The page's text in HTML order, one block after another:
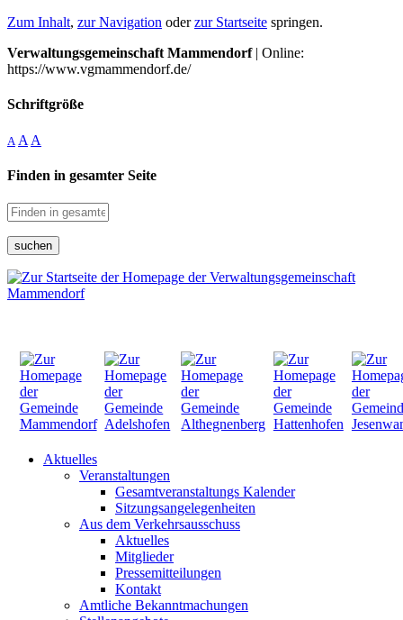
Zum Inhalt, zur Navigation oderzur Startseite springen.
Verwaltungsgemeinschaft Mammendorf| Online:
https://www.vgmammendorf.de/
Schriftgröße
A A A
Finden in gesamter Seite
suchen
Aktuelles
Veranstaltungen
Gesamtveranstaltungs Kalender
Sitzungsangelegenheiten
Aus dem Verkehrsausschuss
Aktuelles
Mitglieder
Pressemitteilungen
Kontakt
Amtliche Bekanntmachungen